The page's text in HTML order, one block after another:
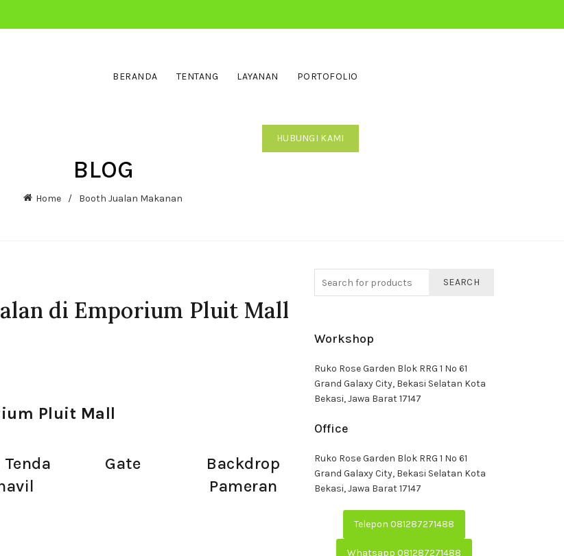
BERANDA TENTANG LAYANAN PORTOFOLIO
HUBUNGI KAMI
BLOG
Home Booth Jualan Makanan
di Emporium Pluit Mall
Pluit Mall
Gate
Backdrop
Pameran
SEARCH
Workshop
Ruko Rose Garden Blok RRG 1 No 61
Grand Galaxy City, Bekasi Selatan Kota
Bekasi, Jawa Barat 17147
Office
Ruko Rose Garden Blok RRG 1 No 61
Grand Galaxy City, Bekasi Selatan Kota
Bekasi, Jawa Barat 17147
Telepon 081287271488
Whatsapp 081287271488